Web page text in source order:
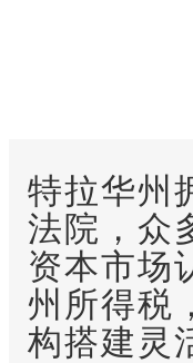
特拉华州
法院，众
资本市场
州所得税
构搭建灵